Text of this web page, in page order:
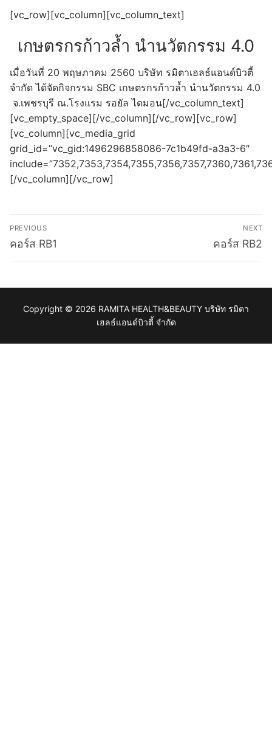
[vc_row][vc_column][vc_column_text]
เกษตรกรก้าวล้ำ นำนวัตกรรม 4.0
เมื่อวันที่ 20 พฤษภาคม 2560 บริษัท รมิตาเฮลธ์แอนด์บิวตี้
จำกัด ได้จัดกิจกรรม SBC เกษตรกรก้าวล้ำ นำนวัตกรรม 4.0
จ.เพชรบุรี ณ.โรงแรม รอยัล ไดมอน[/vc_column_text]
[vc_empty_space][/vc_column][/vc_row][vc_row]
[vc_column][vc_media_grid
grid_id=”vc_gid:1496296858086-7c1b49fd-a3a3-6″
[/vc_column][/vc_row]
Post
navigation
PREVIOUS
Previous
คอร์ส RB1
NEXT
Next
คอร์ส RB2
Copyright © 2026 RAMITA HEALTH&BEAUTY บริษัท รมิตา
เฮลธ์แอนด์บิวตี้ จำกัด